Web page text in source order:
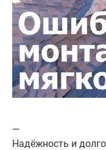
—
Надёжность и